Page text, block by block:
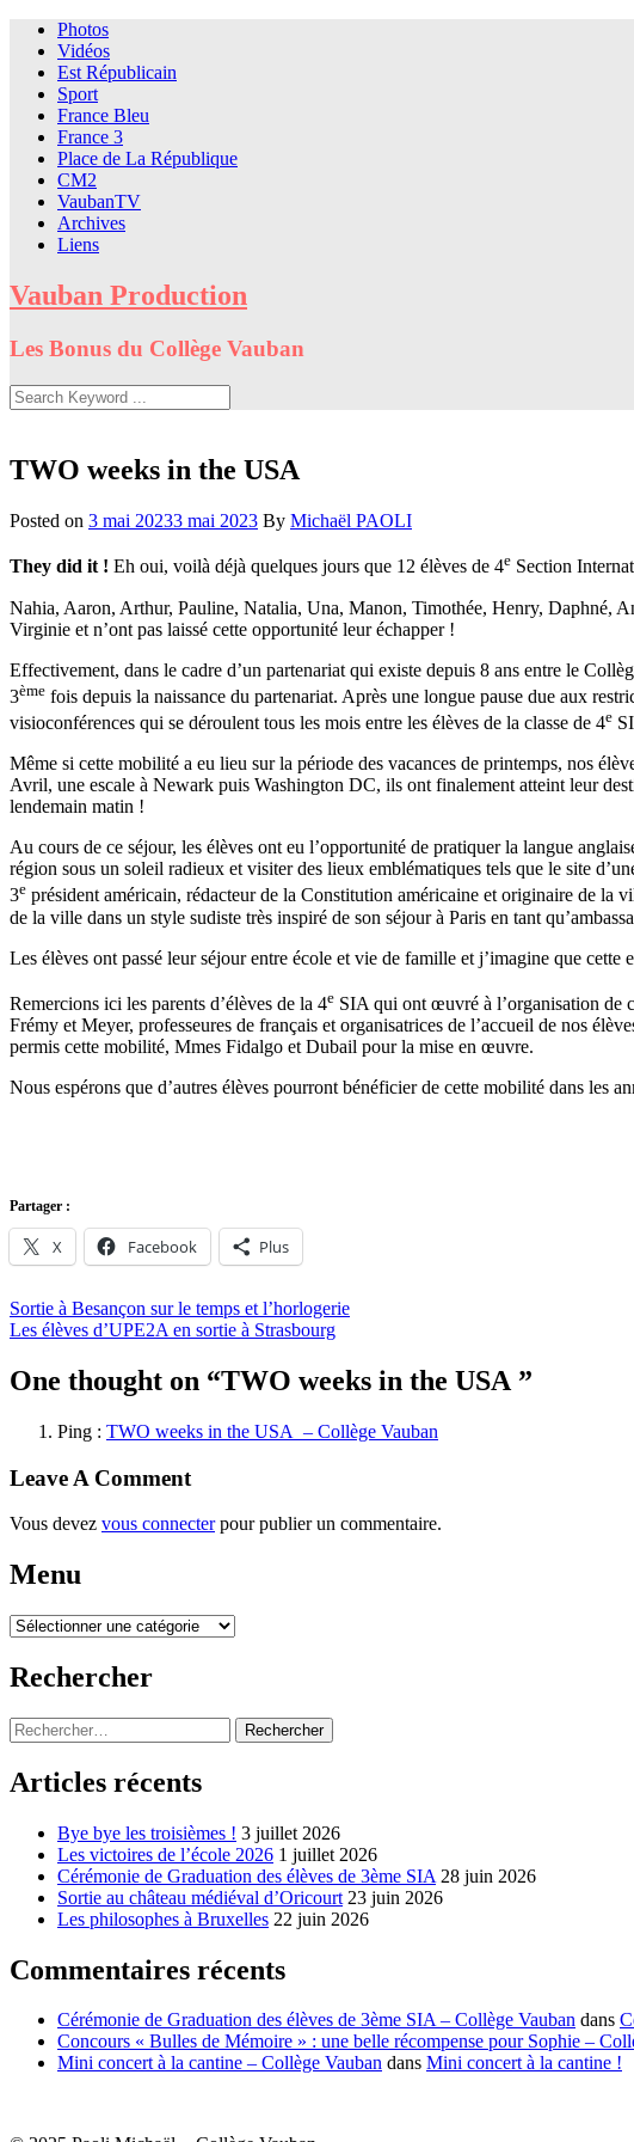
Skip
content
Photos
Vidéos
Est Républicain
Sport
France Bleu
France 3
Place de La République
CM2
VaubanTV
Archives
Liens
Vauban Production
Les Bonus du Collège Vauban
TWO weeks in the USA
Posted on 3 mai 20233 mai 2023 By Michaël PAOLI
They did it ! Eh oui, voilà déjà quelques jours que 12 élèves de 4e Section
Nahia, Aaron, Arthur, Pauline, Natalia, Una, Manon, Timothée, Henry, Daphné,
Virginie et n’ont pas laissé cette opportunité leur échapper !
Effectivement, dans le cadre d’un partenariat qui existe depuis 8 ans entre le
3ème fois depuis la naissance du partenariat. Après une longue pause due aux
visioconférences qui se déroulent tous les mois entre les élèves de la classe de 4e
Même si cette mobilité a eu lieu sur la période des vacances de printemps, nos
Avril, une escale à Newark puis Washington DC, ils ont finalement atteint leur
lendemain matin !
Au cours de ce séjour, les élèves ont eu l’opportunité de pratiquer la langue
région sous un soleil radieux et visiter des lieux emblématiques tels que le site
3e président américain, rédacteur de la Constitution américaine et originaire de la
de la ville dans un style sudiste très inspiré de son séjour à Paris en tant
Les élèves ont passé leur séjour entre école et vie de famille et j’imagine que
Remercions ici les parents d’élèves de la 4e SIA qui ont œuvré à l’organisation de
Frémy et Meyer, professeures de français et organisatrices de l’accueil de nos
permis cette mobilité, Mmes Fidalgo et Dubail pour la mise en œuvre.
Nous espérons que d’autres élèves pourront bénéficier de cette mobilité dans les
Partager :
X Facebook Plus
Post
navigation
Sortie à Besançon sur le temps et l’horlogerie
Les élèves d’UPE2A en sortie à Strasbourg
One thought on “TWO weeks in the USA ”
Ping : TWO weeks in the USA – Collège Vauban
Leave A Comment
Vous devez vous connecterpour publier un commentaire.
Menu
Menu
Rechercher
Rechercher :
Articles récents
Bye bye les troisièmes ! 3 juillet 2026
Les victoires de l’école 2026 1 juillet 2026
Cérémonie de Graduation des élèves de 3ème SIA 28 juin 2026
Sortie au château médiéval d’Oricourt 23 juin 2026
Les philosophes à Bruxelles 22 juin 2026
Commentaires récents
Cérémonie de Graduation des élèves de 3ème SIA – Collège Vauban dans
Concours « Bulles de Mémoire » : une belle récompense pour Sophie –
Mini concert à la cantine – Collège Vauban dans Mini concert à la cantine !